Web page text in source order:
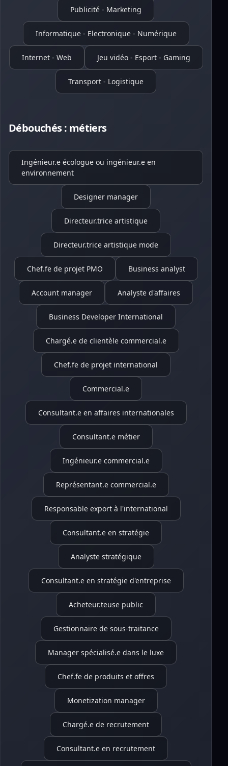
Publicité - Marketing
Informatique - Electronique - Numérique
Internet - Web Jeu vidéo - Esport - Gaming
Transport - Logistique
Débouchés : métiers
Ingénieur.e écologue ou ingénieur.e en
environnement
Designer manager
Directeur.trice artistique
Directeur.trice artistique mode
Chef.fe de projet PMO Business analyst
Account manager Analyste d'affaires
Business Developer International
Chargé.e de clientèle commercial.e
Chef.fe de projet international
Commercial.e
Consultant.e en affaires internationales
Consultant.e métier
Ingénieur.e commercial.e
Représentant.e commercial.e
Responsable export à l'international
Consultant.e en stratégie
Analyste stratégique
Consultant.e en stratégie d'entreprise
Acheteur.teuse public
Gestionnaire de sous-traitance
Manager spécialisé.e dans le luxe
Chef.fe de produits et offres
Monetization manager
Chargé.e de recrutement
Consultant.e en recrutement